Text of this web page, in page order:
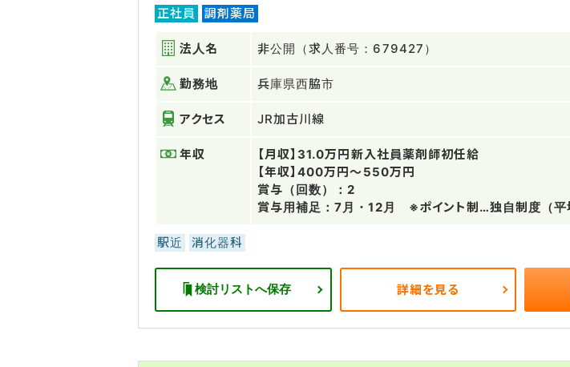
正社員 調剤薬局
法人名 非公開（求人番号：679427）
勤務地 兵庫県西脇市
アクセス JR加古川線
年収
【月収】31.0万円新入社員薬剤師初任給
【年収】400万円～550万円
賞与（回数）：2
賞与用補足：7月・12月 ※ポイント制…独自制度（平
駅近 消化器科
検討リストへ保存 詳細を見る